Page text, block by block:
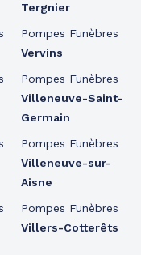
Tergnier
Pompes Funèbres
Vervins
Pompes Funèbres
Villeneuve-Saint-
Germain
Pompes Funèbres
Villeneuve-sur-
Aisne
Pompes Funèbres
Villers-Cotterêts